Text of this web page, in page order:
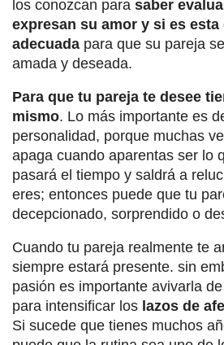
los conozcan para saber
expresan su amor y si es esta
adecuada para que su pareja
amada y deseada.
Para que tu pareja te desee
mismo. Lo más importante es
personalidad, porque muchas
apaga cuando aparentas ser lo
pasará el tiempo y saldrá a
eres; entonces puede que tu
decepcionado, sorprendido o
Cuando tu pareja realmente te
siempre estará presente. sin
pasión es importante avivarla
para intensificar los lazos de
Si sucede que tienes muchos